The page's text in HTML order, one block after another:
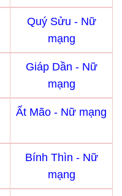
Quý Sửu - Nữ
mạng
Giáp Dần - Nữ
mạng
Ất Mão - Nữ mạng
Bính Thìn - Nữ
mạng